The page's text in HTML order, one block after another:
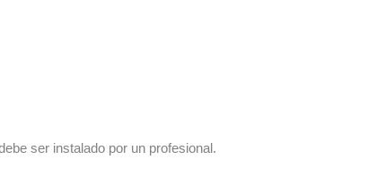
ser instalado por un profesional.